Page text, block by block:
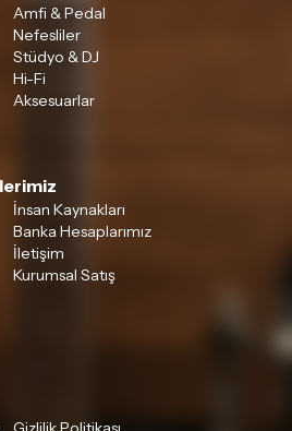
Amfi & Pedal
Nefesliler
Stüdyo & DJ
Hi-Fi
Aksesuarlar
İnsan Kaynakları
Banka Hesaplarımız
İletişim
Kurumsal Satış